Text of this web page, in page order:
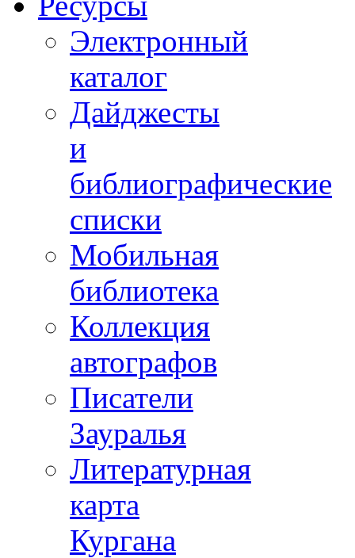
Электронный
каталог
Дайджесты
и
библиографические
списки
Мобильная
библиотека
Коллекция
автографов
Писатели
Зауралья
Литературная
карта
Кургана